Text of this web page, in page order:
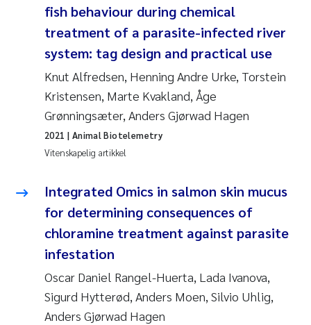
fish behaviour during chemical
treatment of a parasite-infected river
system: tag design and practical use
Knut Alfredsen, Henning Andre Urke, Torstein
Kristensen, Marte Kvakland, Åge
Grønningsæter, Anders Gjørwad Hagen
Vitenskapelig artikkel
2021 | Animal Biotelemetry
Integrated Omics in salmon skin mucus
for determining consequences of
chloramine treatment against parasite
infestation
Oscar Daniel Rangel-Huerta, Lada Ivanova,
Sigurd Hytterød, Anders Moen, Silvio Uhlig,
Anders Gjørwad Hagen